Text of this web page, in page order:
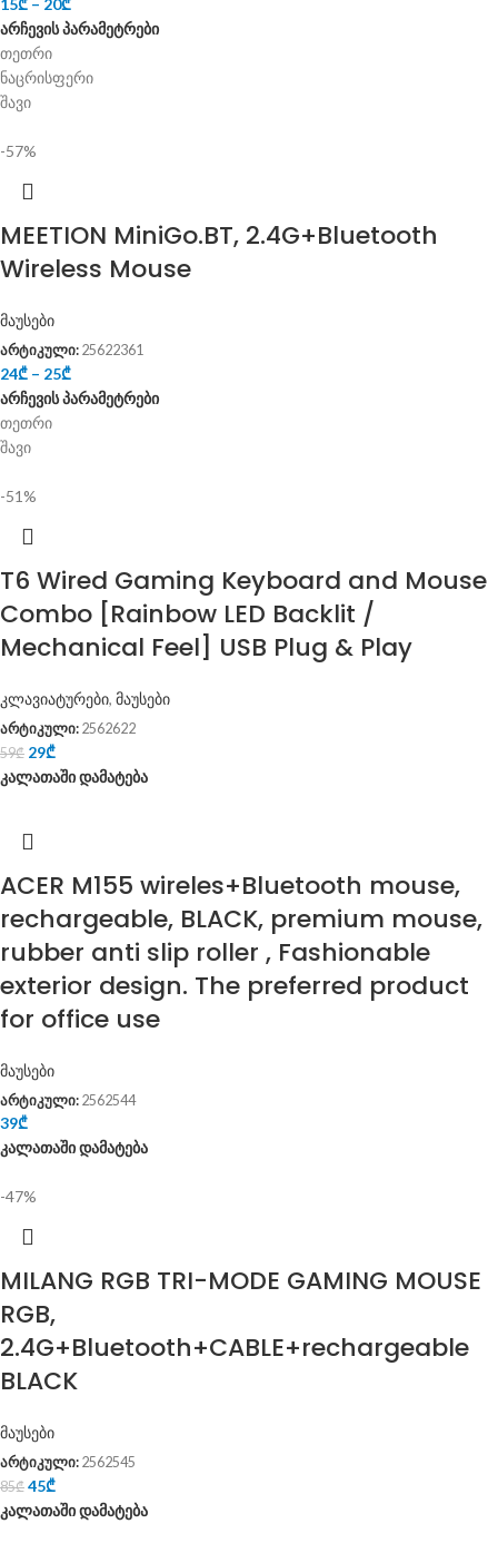
არჩევის პარამეტრები
თეთრი
ნაცრისფერი
შავი
-57%
MEETION MiniGo.BT, 2.4G+Bluetooth
Wireless Mouse
მაუსები
არტიკული: 25622361
24₾ – 25₾
არჩევის პარამეტრები
თეთრი
შავი
-51%
T6 Wired Gaming Keyboard and Mouse
Combo [Rainbow LED Backlit /
Mechanical Feel] USB Plug & Play
კლავიატურები, მაუსები
არტიკული: 2562622
59₾ 29₾
კალათაში დამატება
ACER M155 wireles+Bluetooth mouse,
rechargeable, BLACK, premium mouse,
rubber anti slip roller , Fashionable
exterior design. The preferred product
for office use
მაუსები
არტიკული: 2562544
39₾
კალათაში დამატება
-47%
MILANG RGB TRI-MODE GAMING MOUSE
RGB,
2.4G+Bluetooth+CABLE+rechargeable
BLACK
მაუსები
არტიკული: 2562545
85₾ 45₾
კალათაში დამატება